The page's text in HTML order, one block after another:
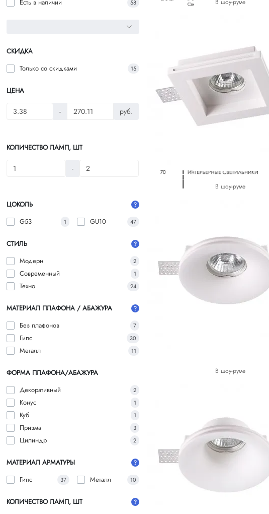
Есть в наличии
58
СКИДКА
Только со cкидками
15
ЦЕНА
- руб.
КОЛИЧЕСТВО ЛАМП, ШТ
-
ЦОКОЛЬ
G53
1 GU10 47
СТИЛЬ
Модерн
2
Современный 1
Техно 24
МАТЕРИАЛ ПЛАФОНА / АБАЖУРА
Без плафонов
7
Гипс 30
Металл 11
ФОРМА ПЛАФОНА/АБАЖУРА
Декоративный
2
Конус 1
Куб 1
Призма 3
Цилиндр 2
МАТЕРИАЛ АРМАТУРЫ
Гипс
37 Металл 10
КОЛИЧЕСТВО ЛАМП, ШТ
В шоу-руме
В шоу-руме
В шоу-руме